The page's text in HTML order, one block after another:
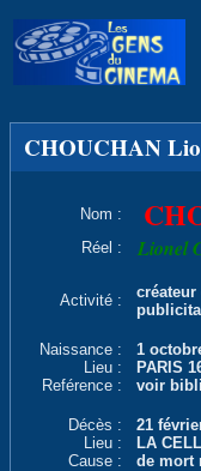
CHOUCHAN
Nom :
Réel : Lionel
Activité :
créateur
Naissance :
1
Lieu :
PARIS
Reférence :
voir
Décès :
21
Lieu :
LA
Cause :
de mort